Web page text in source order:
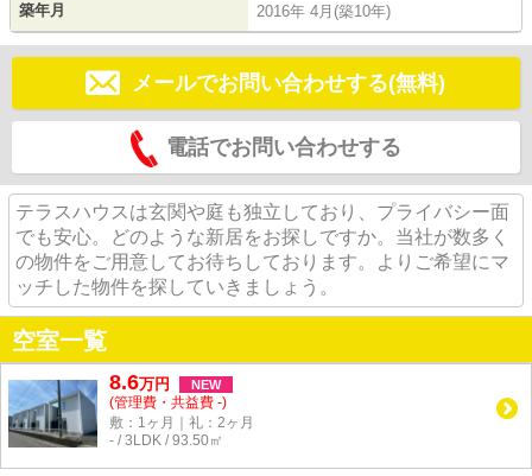
築年月 2016年 4月(築10年)
メールでお問い合わせする(無料)
電話でお問い合わせする
テラスハウスは玄関や庭も独立しており、プライバシー面
でも安心。どのような新居をお探しですか。当社が数多く
の物件をご用意してお待ちしております。よりご希望にマ
ッチした物件を探していきましょう。
空室一覧
8.6万円 NEW
(管理費・共益費 -)
敷：1ヶ月｜礼：2ヶ月
- / 3LDK / 93.50㎡